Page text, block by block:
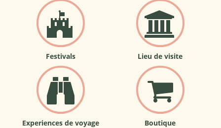
Festivals Lieu de visite
Experiences de voyage Boutique